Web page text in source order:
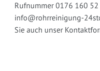
Rufnummer 0176 160
info@rohrreinigung-
Sie auch unser